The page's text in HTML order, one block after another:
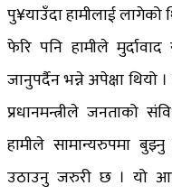
पु¥याउँदा हामीलाई लागेको
फेरि पनि हामीले
जानुपर्दैन भन्ने अपेक्षा थियो
प्रधानमन्त्रीले जनताको
हामीले सामान्यरुपमा
उठाउनु जरुरी छ । यो